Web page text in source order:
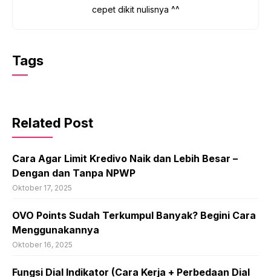
cepet dikit nulisnya ^^
Tags
Related Post
Cara Agar Limit Kredivo Naik dan Lebih Besar –
Dengan dan Tanpa NPWP
Oktober 17, 2025
OVO Points Sudah Terkumpul Banyak? Begini Cara
Menggunakannya
Oktober 16, 2025
Fungsi Dial Indikator (Cara Kerja + Perbedaan Dial